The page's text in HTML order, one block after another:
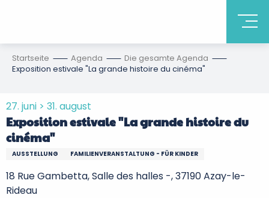
Startseite Agenda
Die gesamte Agenda
Exposition estivale "La grande histoire du cinéma"
27. juni > 31. august
Exposition estivale "La grande histoire du
cinéma"
AUSSTELLUNG FAMILIENVERANSTALTUNG - FÜR KINDER
18 Rue Gambetta, Salle des halles -, 37190 Azay-le-
Rideau